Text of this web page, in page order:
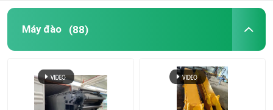
Các mẫu xe xây dựng
Máy đào (88)